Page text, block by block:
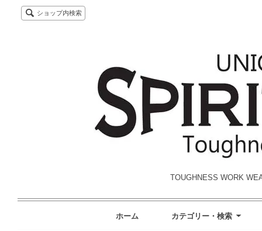
ショップ内検索
TOUGHNESS WORK
ホーム カテゴリー・検索